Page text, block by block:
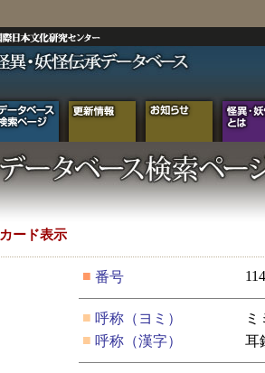
カード表示
■ 番号
■ 呼称（ヨミ）
ミ
■ 呼称（漢字） 耳